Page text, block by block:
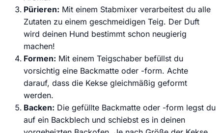
Pürieren: Mit einem Stabmixer verarbeitest du alle
Zutaten zu einem geschmeidigen Teig. Der Duft
wird deinen Hund bestimmt schon neugierig
machen!
Formen: Mit einem Teigschaber befüllst du
vorsichtig eine Backmatte oder -form. Achte
darauf, dass die Kekse gleichmäßig geformt
werden.
Backen: Die gefüllte Backmatte oder -form legst du
auf ein Backblech und schiebst es in deinen